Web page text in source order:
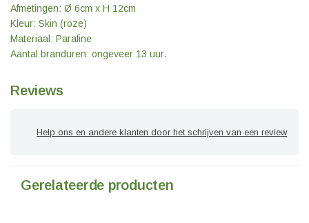
Afmetingen: Ø 6cm x H 12cm
Kleur: Skin (roze)
Materiaal: Parafine
Aantal branduren: ongeveer 13 uur.
Reviews
Help ons en andere klanten door het schrijven van een review
Gerelateerde producten